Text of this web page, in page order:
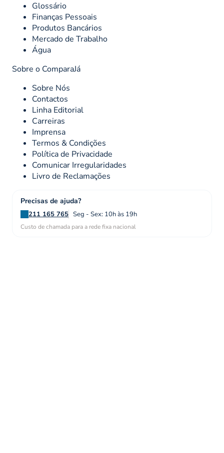
Glossário
Finanças Pessoais
Produtos Bancários
Mercado de Trabalho
Água
Sobre o ComparaJá
Sobre Nós
Contactos
Linha Editorial
Carreiras
Imprensa
Termos & Condições
Política de Privacidade
Comunicar Irregularidades
Livro de Reclamações
Precisas de ajuda?
211 165 765 Seg - Sex: 10h às 19h
Custo de chamada para a rede fixa nacional